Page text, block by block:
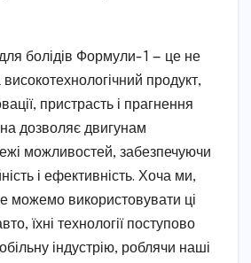
болідів Формули-1 — це не
продукт,
пристрасть і прагнення
дозволяє двигунам
можливостей, забезпечуючи
і ефективність. Хоча ми,
можемо використовувати ці
їхні технології поступово
індустрію, роблячи наші